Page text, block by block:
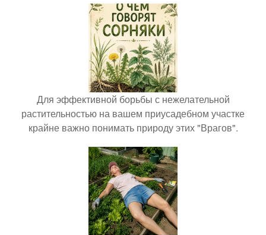
Для эффективной борьбы с нежелательной
растительностью на вашем приусадебном участке
крайне важно понимать природу этих "Врагов".